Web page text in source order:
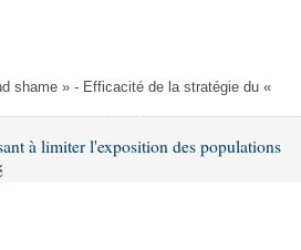
shame » - Efficacité de la stratégie du «
à limiter l'exposition des populations